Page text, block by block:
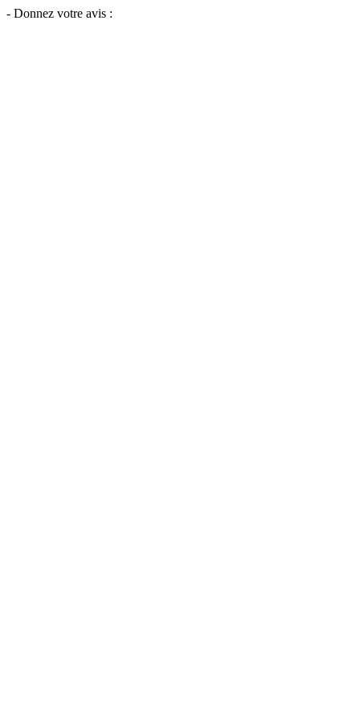
- Donnez votre avis :